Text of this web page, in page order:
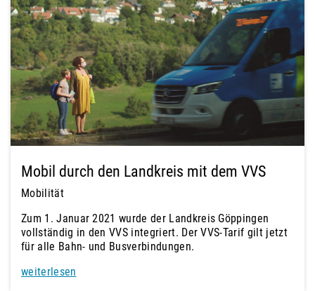
Mobil durch den Landkreis mit dem VVS
Mobilität
Zum 1. Januar 2021 wurde der Landkreis Göppingen
vollständig in den VVS integriert. Der VVS-Tarif gilt jetzt
für alle Bahn- und Busverbindungen.
weiterlesen